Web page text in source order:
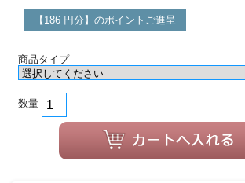
【186 円分】のポイントご進呈
商品タイプ
数量